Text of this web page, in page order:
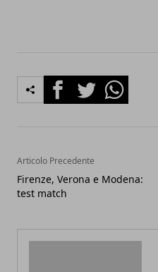
FacebookTwitterWhatsapp
Articolo Precedente
Firenze, Verona e Modena:
test match